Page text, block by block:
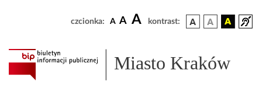
czcionka: A A A kontrast:
Miasto Kraków